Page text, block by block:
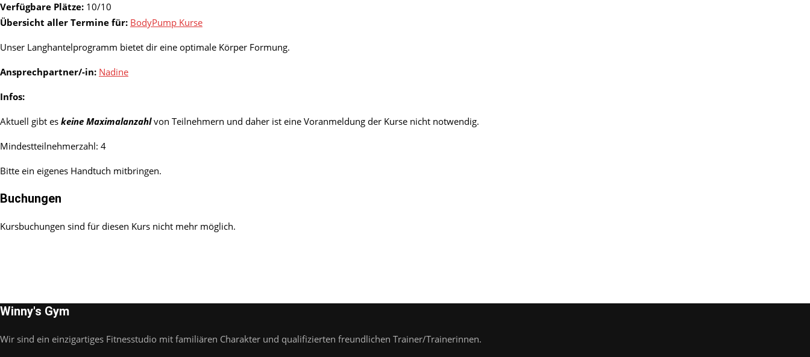
Verfügbare Plätze: 10/10
Übersicht aller Termine für: BodyPump Kurse
Unser Langhantelprogramm bietet dir eine optimale Körper Formung.
Ansprechpartner/-in: Nadine
Infos:
Aktuell gibt es keine Maximalanzahlvon Teilnehmern und daher ist eine Voranmeldung der Kurse nicht notwendig.
Mindestteilnehmerzahl: 4
Bitte ein eigenes Handtuch mitbringen.
Buchungen
Kursbuchungen sind für diesen Kurs nicht mehr möglich.
Winny's Gym
Wir sind ein einzigartiges Fitnesstudio mit familiären Charakter und qualifizierten freundlichen Trainer/Trainerinnen.